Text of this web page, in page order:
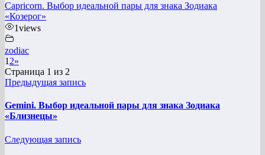
Capricorn. Выбор идеальной пары для знака Зодиака
«Козерог»
1views
zodiac
1 2»
Страница 1 из 2
Предыдущая запись
Gemini. Выбор идеальной пары для знака Зодиака
«Близнецы»
Следующая запись